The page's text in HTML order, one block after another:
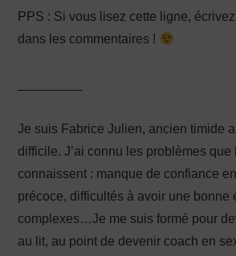
PPS : Si vous lisez cette ligne,
dans les commentaires !
Je suis Fabrice Julien, ancien timide
difficile. J’ai connu les problèmes que
connaissent : manque de confiance
précoce, difficultés à avoir une bonne
complexes…Je me suis formé pour
au lit, au point de devenir coach en